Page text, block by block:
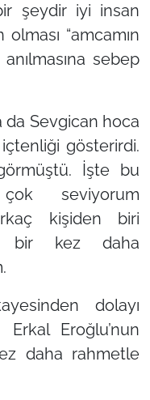
şeydir iyi insan
“amcamın
sebep
da Sevgican hoca
gösterirdi.
İşte bu
seviyorum
kişiden biri
bir kez daha
dolayı
Eroğlu’nun
daha rahmetle